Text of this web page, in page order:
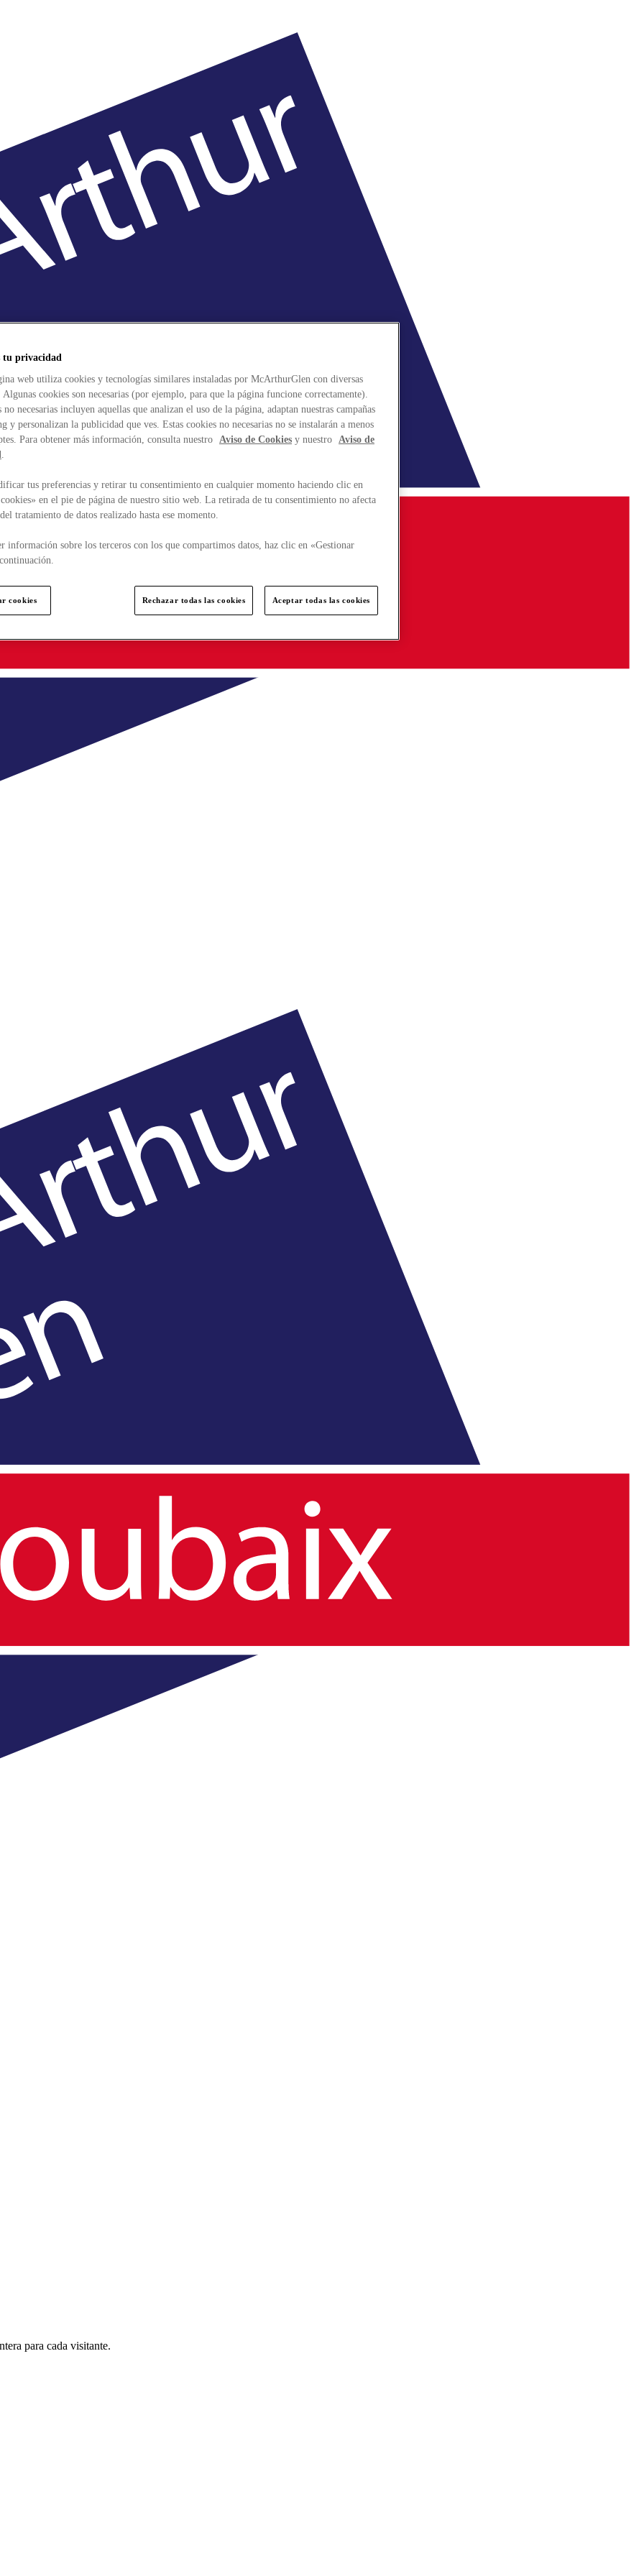
para cada visitante.
tu privacidad
web utiliza cookies y tecnologías similares instaladas por McArthurGlen con diversas
cookies son necesarias (por ejemplo, para que la página funcione correctamente).
no necesarias incluyen aquellas que analizan el uso de la página, adaptan nuestras campañas
y personalizan la publicidad que ves. Estas cookies no necesarias no se instalarán a menos
Para obtener más información, consulta nuestro Aviso de Cookies y nuestro Aviso de
.
tus preferencias y retirar tu consentimiento en cualquier momento haciendo clic en
en el pie de página de nuestro sitio web. La retirada de tu consentimiento no afecta
tratamiento de datos realizado hasta ese momento.
información sobre los terceros con los que compartimos datos, haz clic en «Gestionar
cookies Rechazar todas las cookies Aceptar todas las cookies